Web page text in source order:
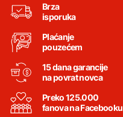
Brza
isporuka
Plaćanje
pouzećem
15 dana garancije
na povrat novca
Preko 125.000
fanova na Facebooku